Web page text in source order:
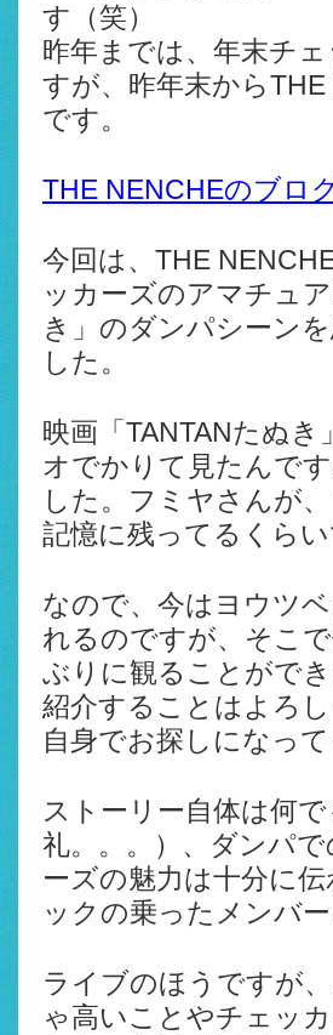
す（笑）
昨年までは、年末チ
すが、昨年末から
です。
THE NENCHEのブロ
今回は、THE
ッカーズのアマチュ
き」のダンパシーン
した。
映画「TANTANたぬ
オでかりて見たんで
した。フミヤさんが
記憶に残ってるくらい
なので、今はヨウツ
れるのですが、そこ
ぶりに観ることがで
紹介することはよろ
自身でお探しになって
ストーリー自体は何
礼。。。）、ダンパ
ーズの魅力は十分に
ックの乗ったメンバ
ライブのほうですが
ゃ高いことやチェッ